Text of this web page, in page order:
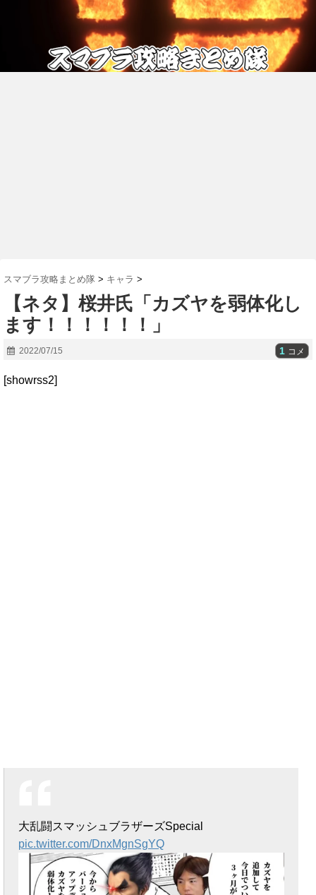
スマブラ攻略まとめ隊 > キャラ >
【ネタ】桜井氏「カズヤを弱体化し
ます！！！！！！」
2022/07/15 1 コメ
[showrss2]
大乱闘スマッシュブラザーズSpecial
pic.twitter.com/DnxMgnSgYQ